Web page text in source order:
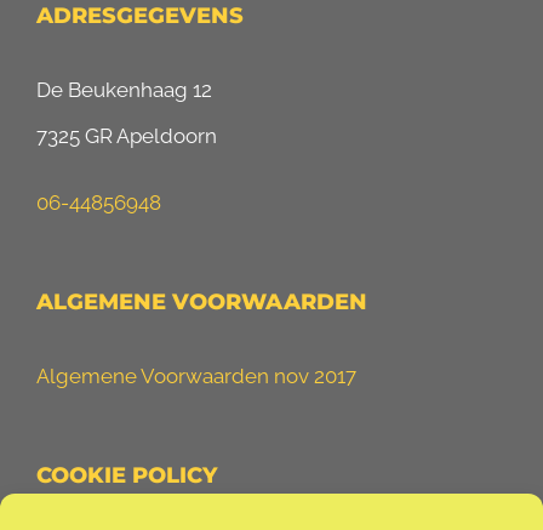
ADRESGEGEVENS
De Beukenhaag 12
7325 GR Apeldoorn
06-44856948
ALGEMENE VOORWAARDEN
Algemene Voorwaarden nov 2017
COOKIE POLICY